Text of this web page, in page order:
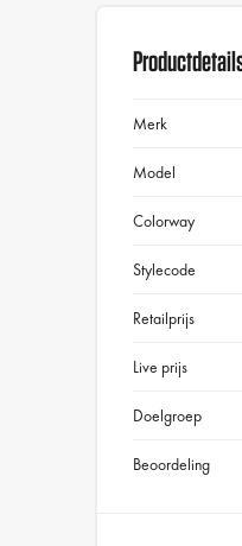
Merk
Model
Colorway
Stylecode
Retailprijs
Live prijs
Doelgroep
Beoordeling